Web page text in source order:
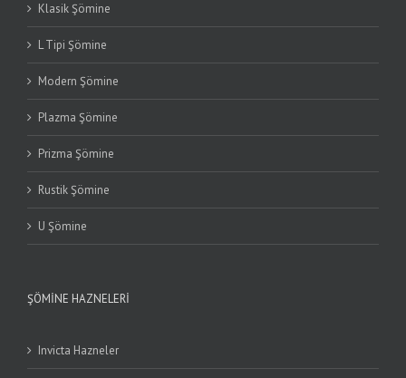
Klasik Şömine
L Tipi Şömine
Modern Şömine
Plazma Şömine
Prizma Şömine
Rustik Şömine
U Şömine
ŞÖMINE HAZNELERI
Invicta Hazneler